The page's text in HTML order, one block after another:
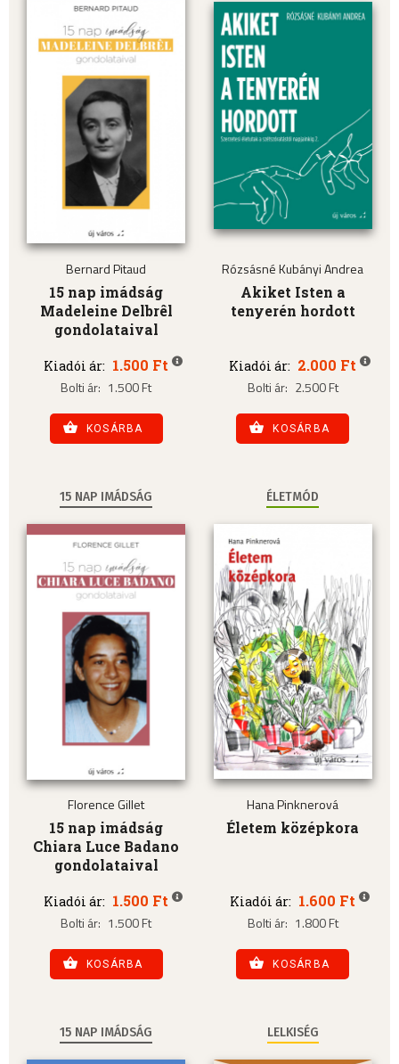
Bernard Pitaud
15 nap imádság
Madeleine Delbrêl
gondolataival
Kiadói ár: 1.500 Ft
Bolti ár: 1.500 Ft
KOSÁRBA
Rózsásné Kubányi Andrea
Akiket Isten a
tenyerén hordott
Kiadói ár: 2.000 Ft
Bolti ár: 2.500 Ft
KOSÁRBA
15 NAP IMÁDSÁG
Florence Gillet
15 nap imádság
Chiara Luce Badano
gondolataival
Kiadói ár: 1.500 Ft
Bolti ár: 1.500 Ft
KOSÁRBA
ÉLETMÓD
Hana Pinknerová
Életem középkora
Kiadói ár: 1.600 Ft
Bolti ár: 1.800 Ft
KOSÁRBA
15 NAP IMÁDSÁG LELKISÉG